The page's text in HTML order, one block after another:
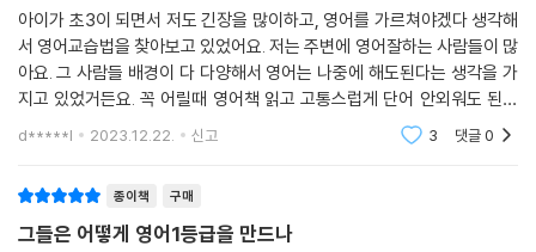
아이가 초3이 되면서 저도 긴장을 많이하고, 영어를 가르쳐야겠다 생각해
서 영어교습법을 찾아보고 있었어요. 저는 주변에 영어잘하는 사람들이 많
아요. 그 사람들 배경이 다 다양해서 영어는 나중에 해도된다는 생각을 가
지고 있었거든요. 꼭 어릴때 영어책 읽고 고통스럽게 단어 안외워도 된다
이 마인드구요 저도 그냥 중학교때 시작해서 가볍게 영어 1등급을 찍었는
d*****l 2023.12.22. 신고 3 댓글0
종이책 구매
그들은 어떻게 영어1등급을 만드나